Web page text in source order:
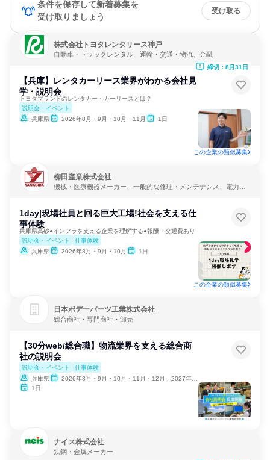
条件を保存して新着募集を
受け取りましょう
受け取る
株式会社トヨタレンタリース神戸
自動車・トラックレンタル、運輸・交通・物流、金融
【兵庫】レンタカーリース業界がわかる会社見
学・説明会
トヨタブランドのレンタカー・カーリースとは？
説明会・イベント
兵庫県
2026年8月・9月・10月・11月 1日
締切：8月31日
この企業の類似募集
柳田産業株式会社
機械・医療機器メーカー、一般的な修理・メンテナンス、電力・
1day|現場社員と回る巨大工場!社会を支える仕
事体験
兵庫県高砂●インフラを支える企業を理解する●報酬・交通費あり
説明会・イベント
仕事体験
兵庫県
2026年8月・9月・10月 1日
この企業の類似募集
日本ボデーパーツ工業株式会社
総合商社・専門商社・卸売
【30分web/総合職】物流業界を支える総合商
社の説明会
説明会・イベント
仕事体験
兵庫県
2026年8月・9月・10月・11月・12月、2027年1月・2月・3月・4月
1日
ナイス株式会社
鉄鋼・金属メーカー